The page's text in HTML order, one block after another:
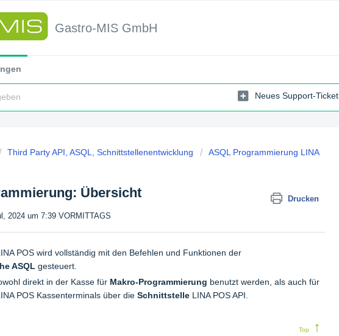
Gastro-MIS GmbH
Neues Support-Ticket
Third Party API, ASQL, Schnittstellenentwicklung
ASQL Programmierung LINA
Übersicht
Drucken
2024 um 7:39 VORMITTAGS
POS wird vollständig mit den Befehlen und Funktionen der
ASQL gesteuert.
direkt in der Kasse für Makro-Programmierung benutzt werden, als auch für
POS Kassenterminals über die Schnittstelle LINA POS API.
Top ↑